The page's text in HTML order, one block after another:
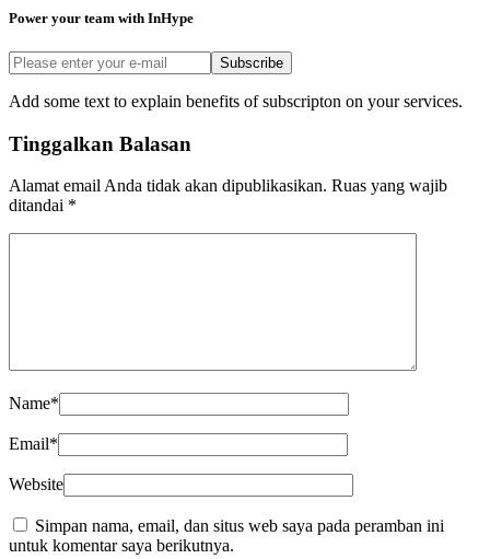
Power your team with InHype
Subscribe
Add some text to explain benefits of subscripton on your services.
Tinggalkan Balasan
Alamat email Anda tidak akan dipublikasikan. Ruas yang wajib
ditandai *
Name*
Email*
Website
Simpan nama, email, dan situs web saya pada peramban ini
untuk komentar saya berikutnya.